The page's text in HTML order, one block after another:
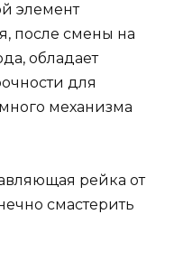
элемент
после смены на
обладает
для
механизма
рейка от
смастерить